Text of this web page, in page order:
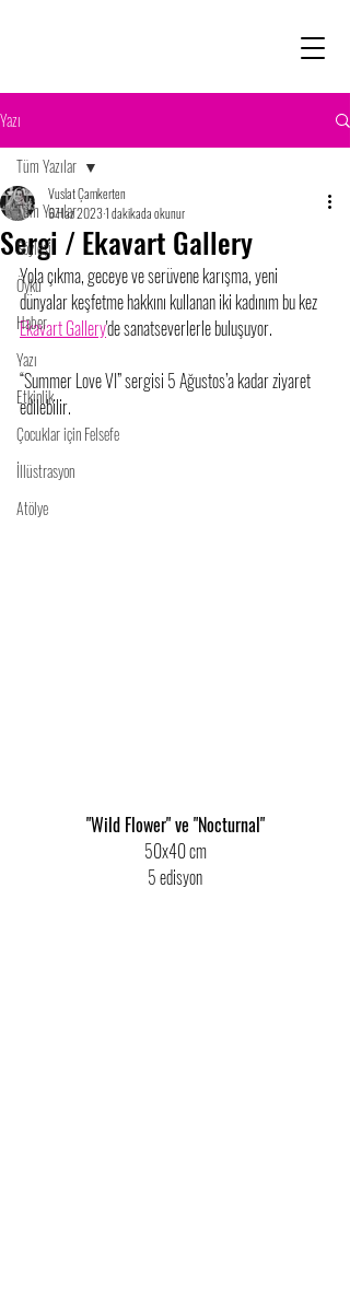
Yazı
Tüm Yazılar
Söyleşi
Öykü
Haber
Yazı
Etkinlik
Çocuklar için Felsefe
İllüstrasyon
Atölye
Tüm Yazılar
Sergi / Ekavart Gallery
Vuslat Çamkerten
6 Haz 20231 dakikada okunur
Yola çıkma, geceye ve serüvene karışma, yeni
dünyalar keşfetme hakkını kullanan iki kadınım bu kez
Ekavart Gallery'de sanatseverlerle buluşuyor.
“Summer Love VI” sergisi 5 Ağustos’a kadar ziyaret
edilebilir.
"Wild Flower" ve "Nocturnal"
50x40 cm
5 edisyon